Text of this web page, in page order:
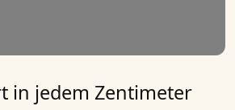
in jedem Zentimeter